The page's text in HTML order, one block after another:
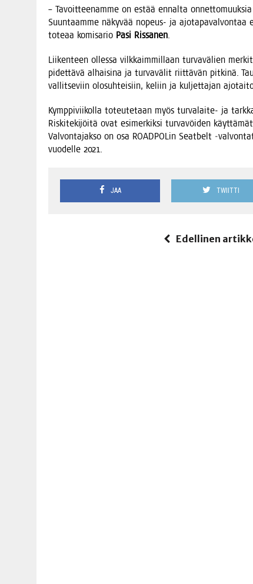
– Tavoit­tee­nam­me on estää ennal­ta
Suun­taam­me näky­vää nopeus- ja
tote­aa komi­sa­rio Pasi Ris­sa­nen.
Lii­ken­teen olles­sa vilk­kaim­mil­laan tur­va­vä­lien
pidet­tä­vä alhai­si­na ja tur­va­vä­lit riit­tä­vän pit­ki­nä.
val­lit­se­viin olo­suh­tei­siin, keliin ja kul­jet­ta­jan
Kymp­pi­vii­kol­la toteu­te­taan myös tur­va­lai­te- ja
Ris­ki­te­ki­jöi­tä ovat esi­mer­kik­si tur­va­vöi­den
Val­von­ta­jak­so on osa ROAD­PO­Lin Seat­belt
vuo­del­le 2021.
JAA TWIITTI
Edellinen